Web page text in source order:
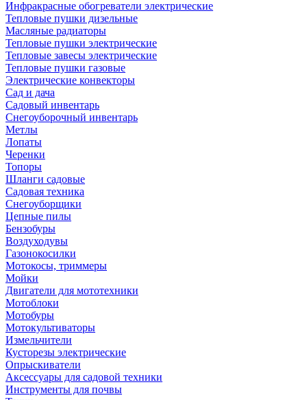
Инфракрасные обогреватели электрические
Тепловые пушки дизельные
Масляные радиаторы
Тепловые пушки электрические
Тепловые завесы электрические
Тепловые пушки газовые
Электрические конвекторы
Сад и дача
Садовый инвентарь
Снегоуборочный инвентарь
Метлы
Лопаты
Черенки
Топоры
Шланги садовые
Садовая техника
Снегоуборщики
Цепные пилы
Бензобуры
Воздуходувы
Газонокосилки
Мотокосы, триммеры
Мойки
Двигатели для мототехники
Мотоблоки
Мотобуры
Мотокультиваторы
Измельчители
Кусторезы электрические
Опрыскиватели
Аксессуары для садовой техники
Инструменты для почвы